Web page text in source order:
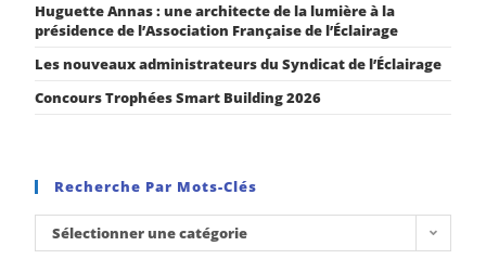
Huguette Annas : une architecte de la lumière à la
présidence de l’Association Française de l’Éclairage
Les nouveaux administrateurs du Syndicat de l’Éclairage
Concours Trophées Smart Building 2026
Recherche Par Mots-Clés
Sélectionner une catégorie